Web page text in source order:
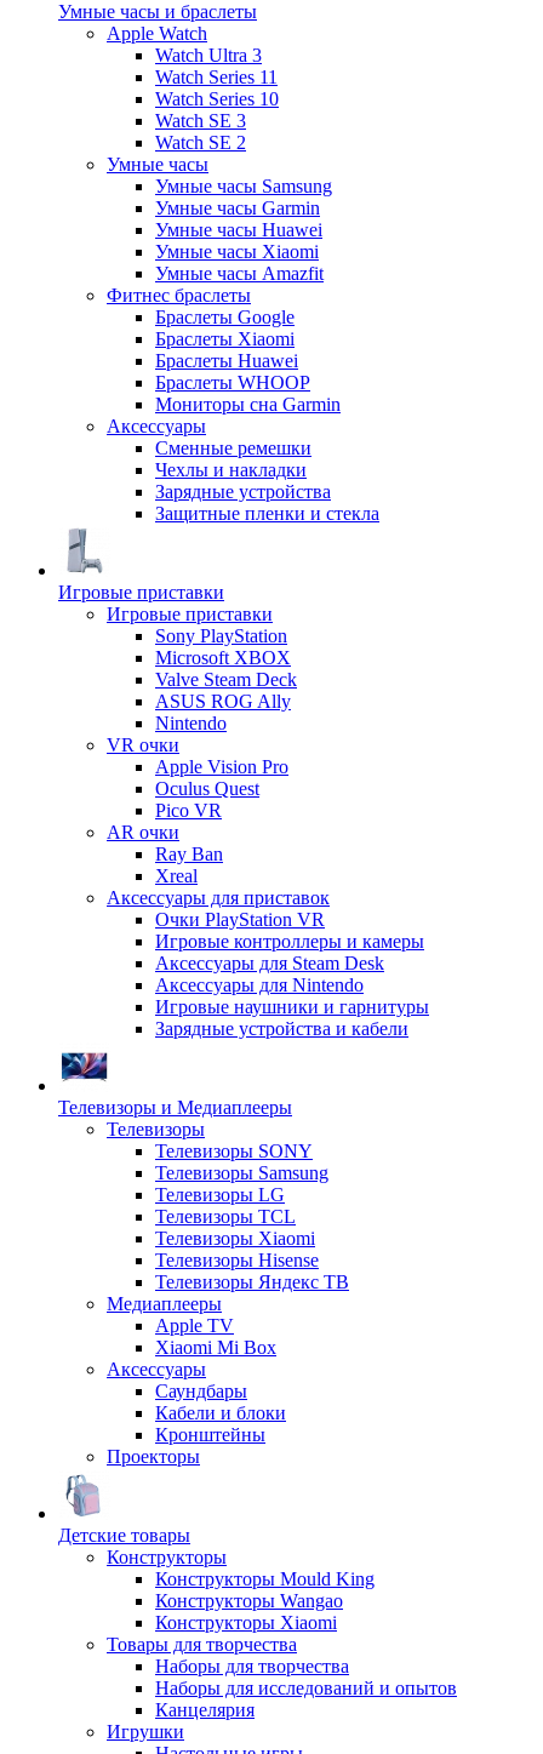
Умные часы и браслеты
Apple Watch
Watch Ultra 3
Watch Series 11
Watch Series 10
Watch SE 3
Watch SE 2
Умные часы
Умные часы Samsung
Умные часы Garmin
Умные часы Huawei
Умные часы Xiaomi
Умные часы Amazfit
Фитнес браслеты
Браслеты Google
Браслеты Xiaomi
Браслеты Huawei
Браслеты WHOOP
Мониторы сна Garmin
Аксессуары
Сменные ремешки
Чехлы и накладки
Зарядные устройства
Защитные пленки и стекла
Игровые приставки
Игровые приставки
Sony PlayStation
Microsoft XBOX
Valve Steam Deck
ASUS ROG Ally
Nintendo
VR очки
Apple Vision Pro
Oculus Quest
Pico VR
AR очки
Ray Ban
Xreal
Аксессуары для приставок
Очки PlayStation VR
Игровые контроллеры и камеры
Аксессуары для Steam Desk
Аксессуары для Nintendo
Игровые наушники и гарнитуры
Зарядные устройства и кабели
Телевизоры и Медиаплееры
Телевизоры
Телевизоры SONY
Телевизоры Samsung
Телевизоры LG
Телевизоры TCL
Телевизоры Xiaomi
Телевизоры Hisense
Телевизоры Яндекс ТВ
Медиаплееры
Apple TV
Xiaomi Mi Box
Аксессуары
Саундбары
Кабели и блоки
Кронштейны
Проекторы
Детские товары
Конструкторы
Конструкторы Mould King
Конструкторы Wangao
Конструкторы Xiaomi
Товары для творчества
Наборы для творчества
Наборы для исследований и опытов
Канцелярия
Игрушки